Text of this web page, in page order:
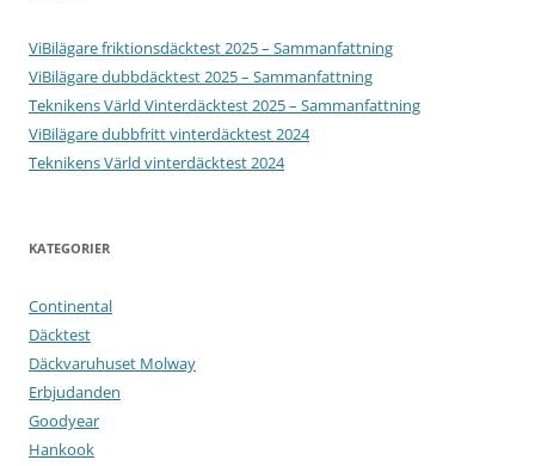
ViBilägare friktionsdäcktest 2025 – Sammanfattning
ViBilägare dubbdäcktest 2025 – Sammanfattning
Teknikens Värld Vinterdäcktest 2025 – Sammanfattning
ViBilägare dubbfritt vinterdäcktest 2024
Teknikens Värld vinterdäcktest 2024
KATEGORIER
Continental
Däcktest
Däckvaruhuset Molway
Erbjudanden
Goodyear
Hankook